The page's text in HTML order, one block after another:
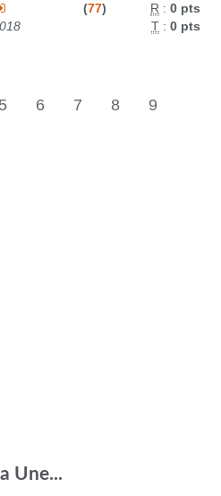
(77) R : 0 pts
T : 0 pts
5 6 7 8 9
Une...